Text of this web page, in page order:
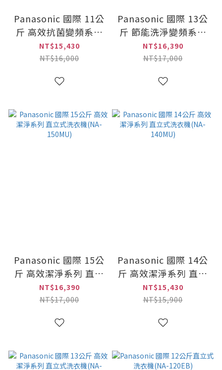
Panasonic 國際 11公
斤 高效抗菌變頻系列
變頻直立洗衣機(NA-
V110LB)
NT$15,430
NT$16,000
Panasonic 國際 13公
斤 節能洗淨變頻系列
變頻直立洗衣機(NA-
V130NZ)
NT$16,390
NT$17,000
Panasonic 國際 15公
斤 高效潔淨系列 直立
式洗衣機(NA-150MU)
NT$16,390
NT$17,000
Panasonic 國際 14公
斤 高效潔淨系列 直立
式洗衣機(NA-140MU)
NT$15,430
NT$15,900